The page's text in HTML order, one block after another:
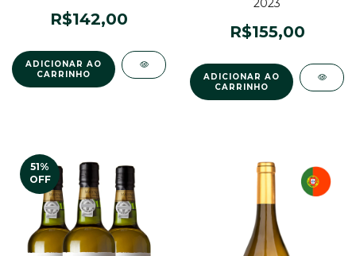
R$142,00
2023
R$155,00
51%
OFF